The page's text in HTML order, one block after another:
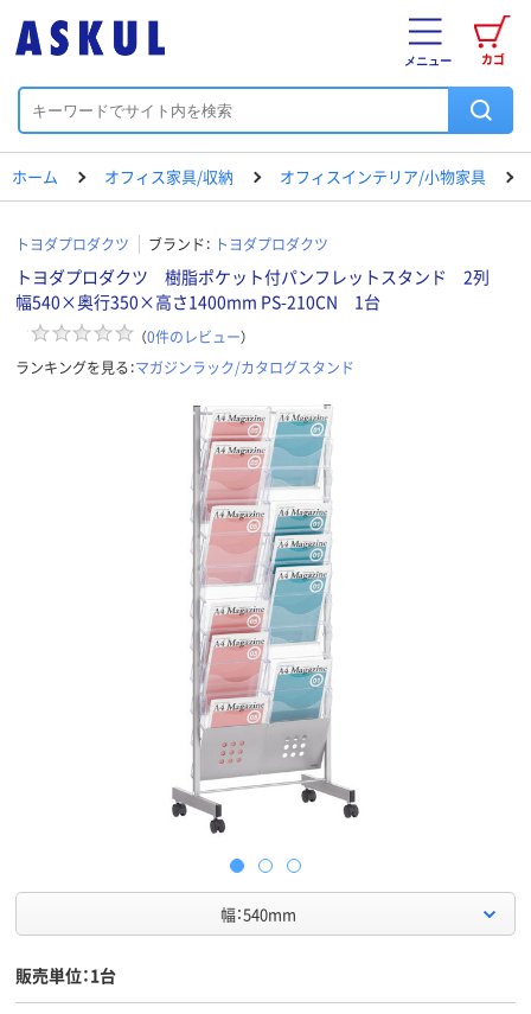
カゴ
メニュー
ホーム オフィス家具/収納 オフィスインテリア/小物家具
トヨダプロダクツ ブランド： トヨダプロダクツ
トヨダプロダクツ 樹脂ポケット付パンフレットスタンド 2列
幅540×奥行350×高さ1400mm PS-210CN 1台
（0件のレビュー）
ランキングを見る：マガジンラック/カタログスタンド
幅：540mm
販売単位：1台